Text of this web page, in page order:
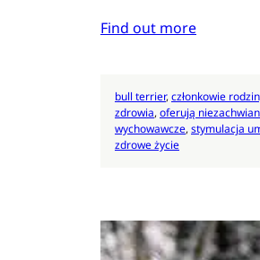
Find out more
bull terrier, członkowie
zdrowia, oferują
wychowawcze, stymulacja
zdrowe życie